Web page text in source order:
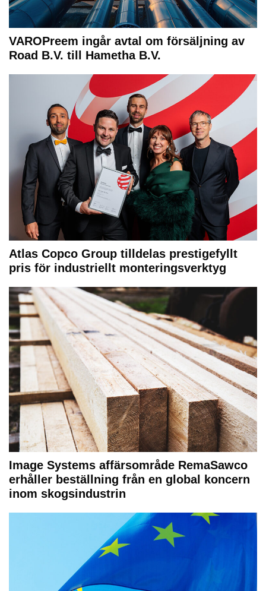
VAROPreem ingår avtal om försäljning av
Road B.V. till Hametha B.V.
Atlas Copco Group tilldelas prestigefyllt
pris för industriellt monteringsverktyg
Image Systems affärsområde RemaSawco
erhåller beställning från en global koncern
inom skogsindustrin